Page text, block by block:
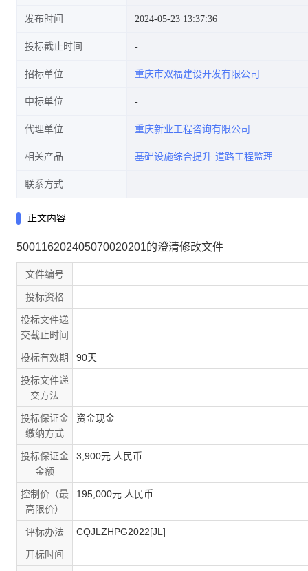
发布时间 2024-05-23 13:37:36
投标截止时间
招标单位 重庆市双福建设开发有限公司
中标单位
代理单位 重庆新业工程咨询有限公司
相关产品 基础设施综合提升 道路工程监理
联系方式
正文内容
500116202405070020201的澄清修改文件
文件编号
投标资格
投标文件递
交截止时间
投标有效期 90天
投标文件递
交方法
投标保证金
缴纳方式
资金现金
投标保证金
金额
3,900元 人民币
控制价（最
高限价）
195,000元 人民币
评标办法 CQJLZHPG2022[JL]
开标时间